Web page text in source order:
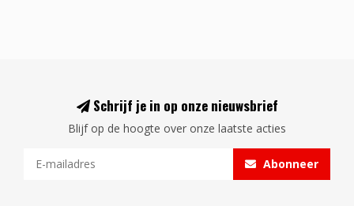
Schrijf je in op onze nieuwsbrief
Blijf op de hoogte over onze laatste acties
Abonneer